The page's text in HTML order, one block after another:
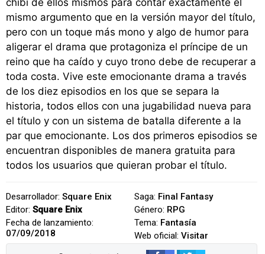
chibi de ellos mismos para contar exactamente el
mismo argumento que en la versión mayor del título,
pero con un toque más mono y algo de humor para
aligerar el drama que protagoniza el príncipe de un
reino que ha caído y cuyo trono debe de recuperar a
toda costa. Vive este emocionante drama a través
de los diez episodios en los que se separa la
historia, todos ellos con una jugabilidad nueva para
el título y con un sistema de batalla diferente a la
par que emocionante. Los dos primeros episodios se
encuentran disponibles de manera gratuita para
todos los usuarios que quieran probar el título.
Desarrollador: Square Enix
Editor: Square Enix
Fecha de lanzamiento:
07/09/2018
Saga: Final Fantasy
Género: RPG
Tema: Fantasía
Web oficial: Visitar